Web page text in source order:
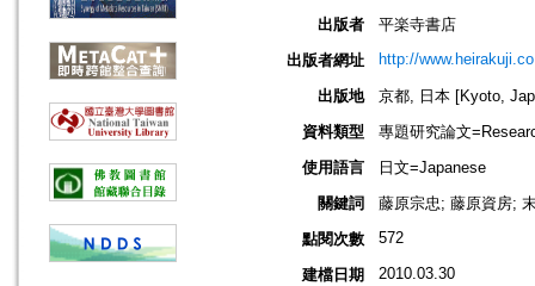
出版者
平楽寺書店
出版者網址
http://
出版地
京都, 日本 [Kyoto,
資料類型
專題研究論文
使用語言
日文=Japanese
關鍵詞
藤原宗忠; 藤原資房;
點閱次數
572
建檔日期 2010.03.30